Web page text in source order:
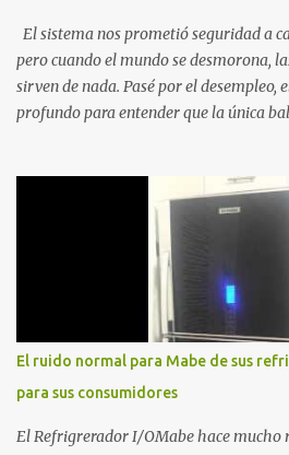
El sistema nos prometió seguridad a
pero cuando el mundo se desmorona,
sirven de nada. Pasé por el desempleo,
profundo para entender que la única
un Cimarrón no es huir del mundo, es
llevar puestas las cadenas de otros 1.
Precipicio El momento del quiebre. En
mi caída. No como una víctima, sino
que la crisis es el único lugar donde la
Este libro es el testimonio de cómo
el éxito corporativo y las etiquetas
base técnica y espiritual de mi regreso
Amazon 2. La Huida: Cimarrón
El ruido normal para Mabe de sus
para sus consumidores
El Refrigrerador I/OMabe hace mucho